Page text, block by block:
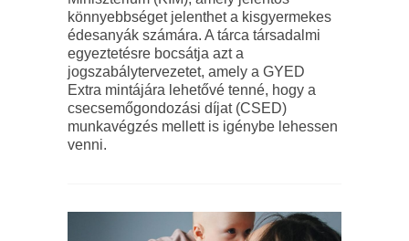
könnyebbséget jelenthet a kisgyermekes
édesanyák számára. A tárca társadalmi
egyeztetésre bocsátja azt a
jogszabálytervezetet, amely a GYED
Extra mintájára lehetővé tenné, hogy a
csecsemőgondozási díjat (CSED)
munkavégzés mellett is igénybe lehessen
venni.